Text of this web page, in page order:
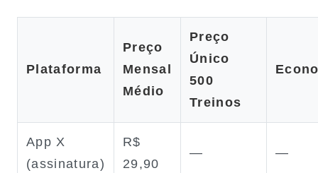
Plataforma
Preço
Mensal
Médio
Preço
Único
500
Treinos
App X
(assinatura)
R$
29,90
— —